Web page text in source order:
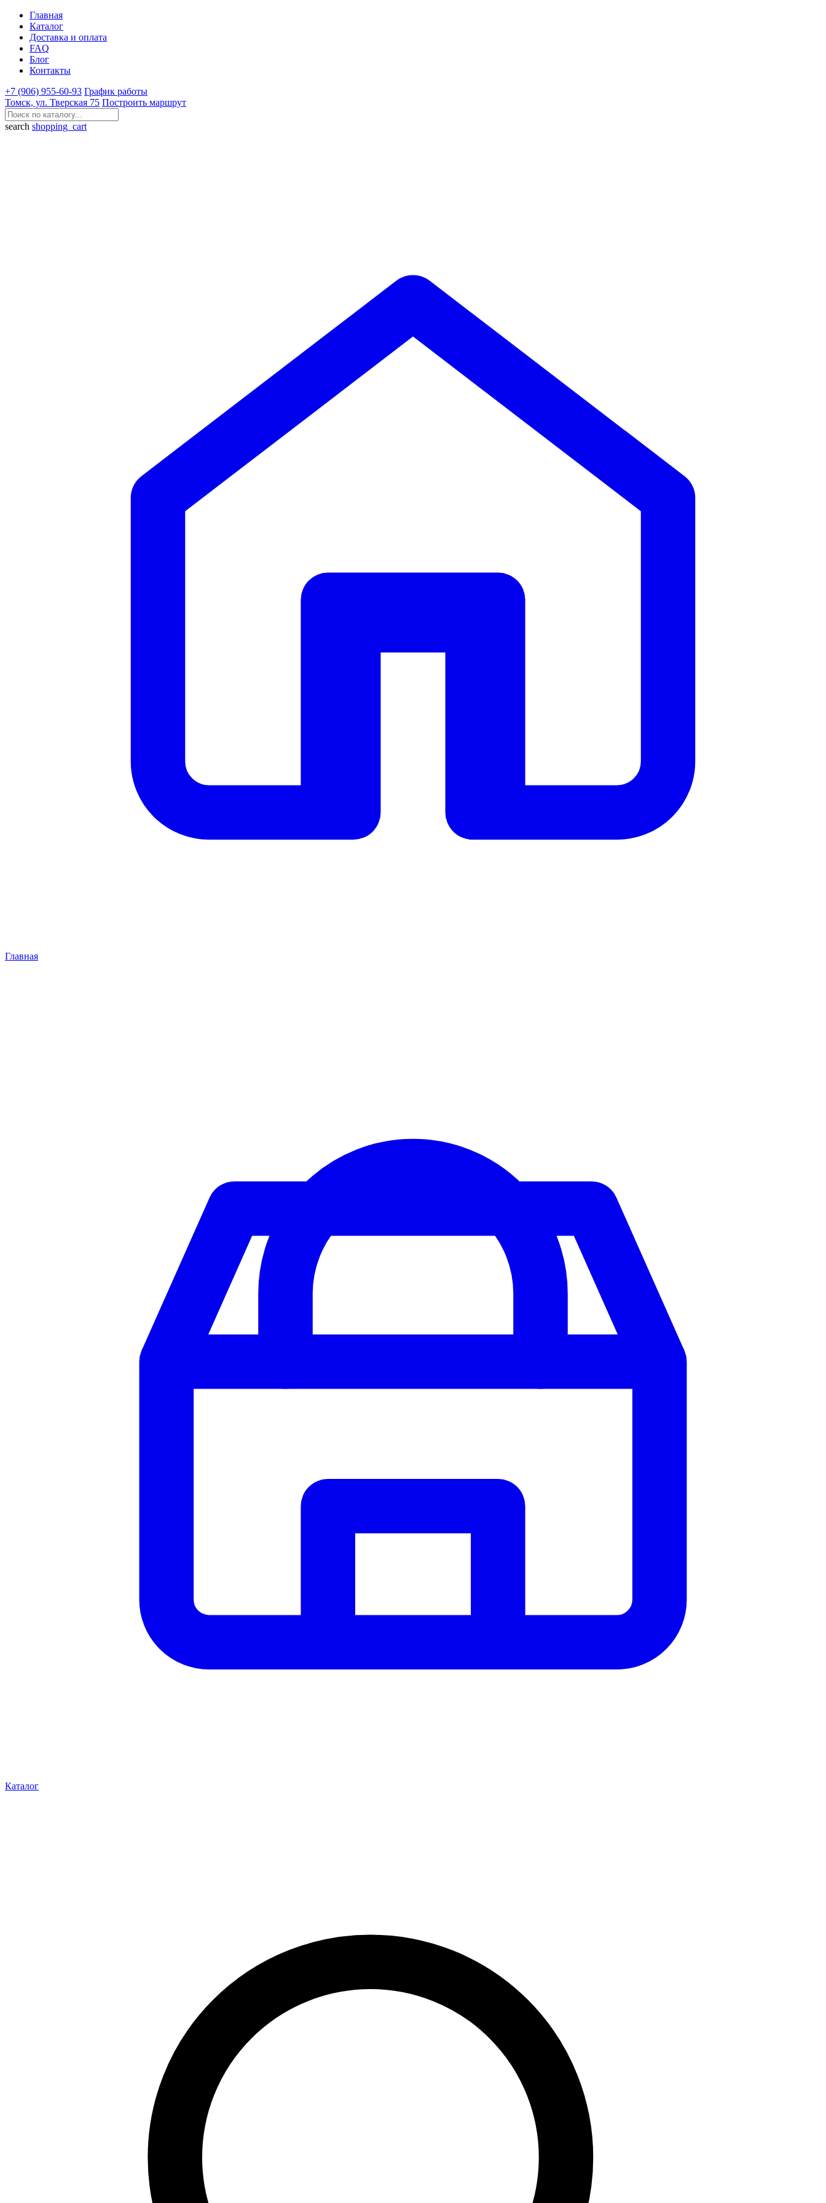
Главная
Каталог
Доставка и оплата
FAQ
Блог
Контакты
+7 (906) 955-60-93 График работы
Томск, ул. Тверская 75 Построить маршрут
search shopping_cart
Главная
Каталог